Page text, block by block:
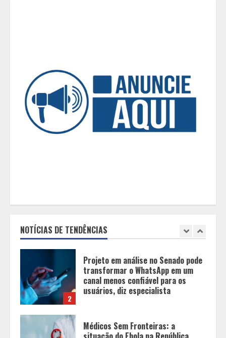
NOTÍCIAS DE TENDÊNCIAS
5
Restaurante Beggiato é eleito o
melhor restaurante a quilo de
Minas Gerais
Você sabia que o frio também afeta
2
transformar o WhatsApp em um
usuários, diz especialista
3
Médicos Sem Fronteiras: a
situação do Ebola na República
Democrática do Congo é mais
crítica do que nunca
Eleições e economia: incertezas